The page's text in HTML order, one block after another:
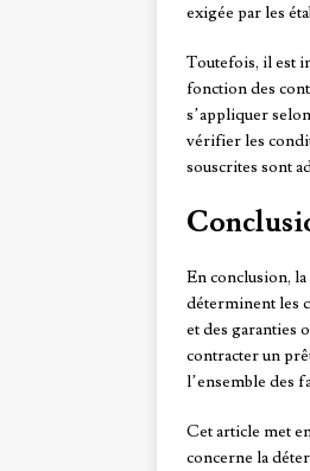
exigée par les
Toutefois, il est
fonction des
s’appliquer
vérifier les
souscrites sont
En conclusion,
déterminent les
et des garanties
contracter un
l’ensemble des
Cet article met
concerne la